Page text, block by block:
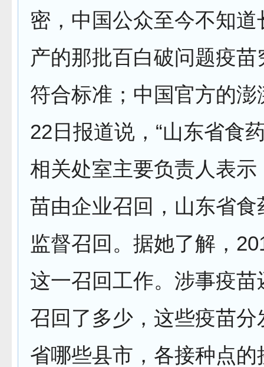
密，中国公众至今不知道
产的那批百白破问题疫
符合标准；中国官方的澎
22日报道说，“山东省食
相关处室主要负责人表
苗由企业召回，山东省食
监督召回。据她了解，
这一召回工作。涉事疫苗
召回了多少，这些疫苗分
省哪些县市，各接种点的